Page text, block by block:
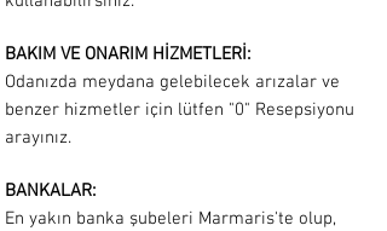
BAKIM VE ONARIM HİZMETLERİ:
Odanızda meydana gelebilecek arızalar ve
benzer hizmetler için lütfen "0" Resepsiyonu
arayınız.
BANKALAR:
En yakın banka şubeleri Marmaris'te olup,